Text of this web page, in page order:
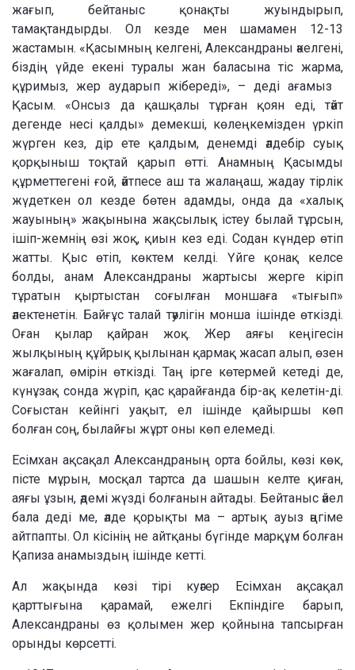
жағып, бейтаныс қонақты жуындырып,
тамақтандырды. Ол кезде мен шамамен 12-13
жастамын. «Қасымның келгені, Александраны әкелгені,
біздің үйде екені туралы жан баласына тіс жарма,
құримыз, жер аударып жібереді», – деді ағамыз
Қасым. «Онсыз да қашқалы тұрған қоян еді, тәйт
дегенде несі қалды» демекші, көлеңкемізден үркіп
жүрген кез, дір ете қалдым, денемді әлдебір суық
қорқыныш тоқтай қарып өтті. Анамның Қасымды
құрметтегені ғой, әйтпесе аш та жалаңаш, жадау тірлік
жүдеткен ол кезде бөтен адамды, онда да «халық
жауының» жақынына жақсылық істеу былай тұрсын,
ішіп-жемнің өзі жоқ, қиын кез еді. Содан күндер өтіп
жатты. Қыс өтіп, көктем келді. Үйге қонақ келсе
болды, анам Александраны жартысы жерге кіріп
тұратын қыртыстан соғылған моншаға «тығып»
әлектенетін. Байғұс талай тәулігін монша ішінде өткізді.
Оған қылар қайран жоқ. Жер аяғы кеңігесін
жылқының құйрық қылынан қармақ жасап алып, өзен
жағалап, өмірін өткізді. Таң ірге көтермей кетеді де,
күнұзақ сонда жүріп, қас қарайғанда бір-ақ келетін-ді.
Соғыстан кейінгі уақыт, ел ішінде қайыршы көп
болған соң, былайғы жұрт оны көп елемеді.
Есімхан ақсақал Александраның орта бойлы, көзі көк,
пісте мұрын, мосқал тартса да шашын келте қиған,
аяғы ұзын, әдемі жүзді болғанын айтады. Бейтаныс әйел
бала деді ме, әлде қорықты ма – артық ауыз әңгіме
айтпапты. Ол кісінің не айтқаны бүгінде марқұм болған
Қапиза анамыздың ішінде кетті.
Ал жақында көзі тірі куәгер Есімхан ақсақал
қарттығына қарамай, ежелгі Екпіндіге барып,
Александраны өз қолымен жер қойнына тапсырған
орынды көрсетті.